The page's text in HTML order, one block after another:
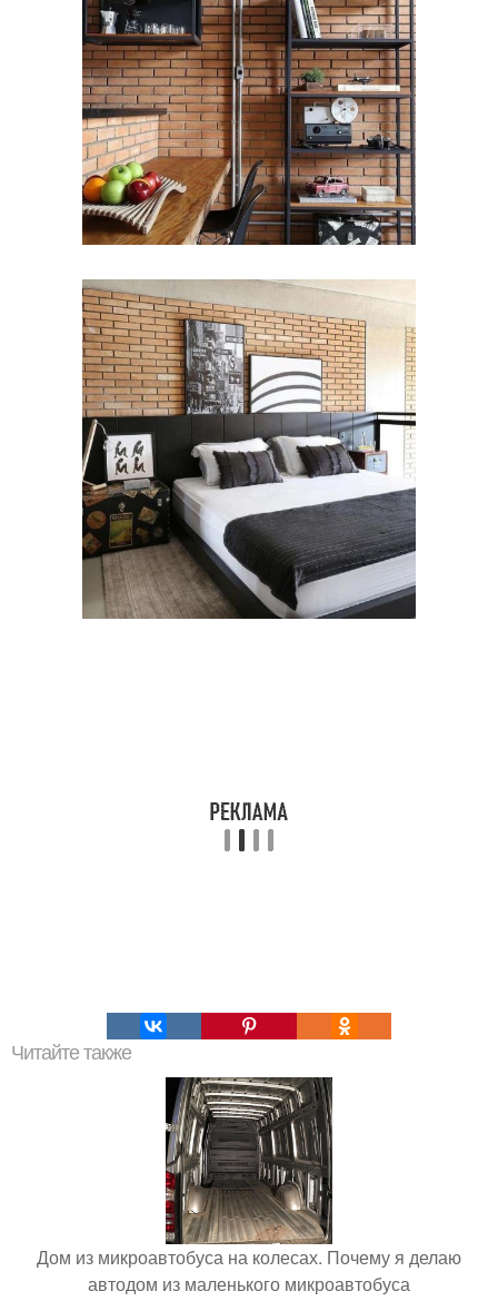
Читайте также
Дом из микроавтобуса на колесах. Почему я делаю
автодом из маленького микроавтобуса